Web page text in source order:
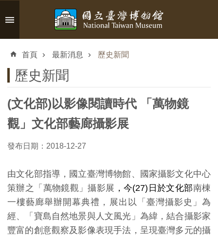
跳到主要內容區塊
搜
認
識
臺
參
觀
資
訊
首頁 最新消息 歷史新聞
歷史新聞
(文化部)以影像閱讀時代 「萬物鏡
觀」文化部藝廊攝影展
發布日期：2018-12-27
由文化部指導，國立臺灣博物館、國家攝影文化中心
策辦之「萬物鏡觀」攝影展 ，今(27) 日於文化部南棟
一樓藝廊舉辦開幕典禮，展出以「臺灣攝影史」為
經、「寶島自然地景與人文風光」為緯，結合攝影家
豐富的創意觀察及影像表現手法，呈現臺灣多元的攝